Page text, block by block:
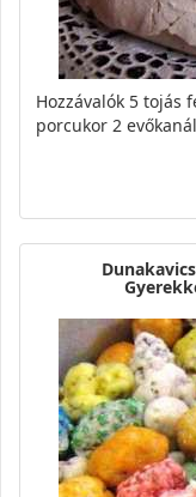
Hozzávalók 5 tojás
porcukor 2